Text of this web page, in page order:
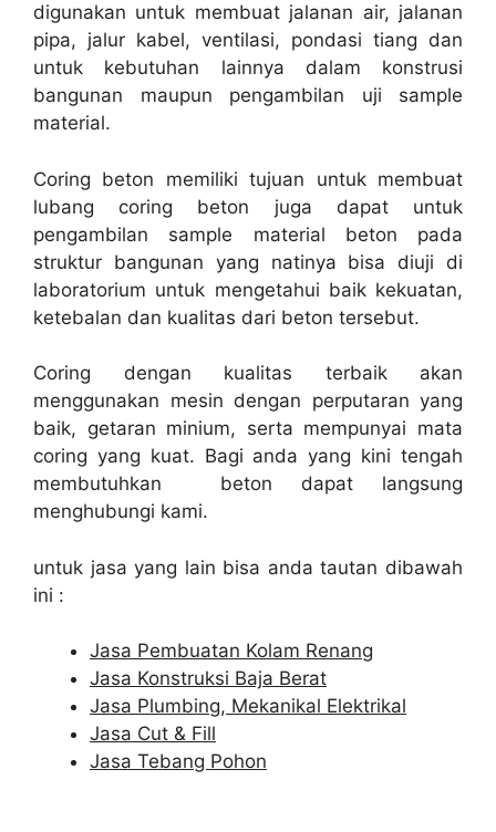
digunakan untuk membuat jalanan air, jalanan
pipa, jalur kabel, ventilasi, pondasi tiang dan
untuk kebutuhan lainnya dalam konstrusi
bangunan maupun pengambilan uji sample
material.
Coring beton memiliki tujuan untuk membuat
lubang coring beton juga dapat untuk
pengambilan sample material beton pada
struktur bangunan yang natinya bisa diuji di
laboratorium untuk mengetahui baik kekuatan,
ketebalan dan kualitas dari beton tersebut.
Coring dengan kualitas terbaik akan
menggunakan mesin dengan perputaran yang
baik, getaran minium, serta mempunyai mata
coring yang kuat. Bagi anda yang kini tengah
membutuhkan beton dapat langsung
menghubungi kami.
untuk jasa yang lain bisa anda tautan dibawah
ini :
Jasa Pembuatan Kolam Renang
Jasa Konstruksi Baja Berat
Jasa Plumbing, Mekanikal Elektrikal
Jasa Cut & Fill
Jasa Tebang Pohon